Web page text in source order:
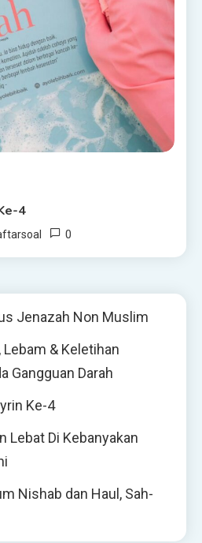
4
0
Jenazah Non Muslim
Lebam & Keletihan
Gangguan Darah
Ke-4
Lebat Di Kebanyakan
Nishab dan Haul, Sah-